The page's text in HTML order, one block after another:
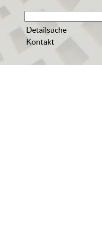
Detailsuche
Kontakt